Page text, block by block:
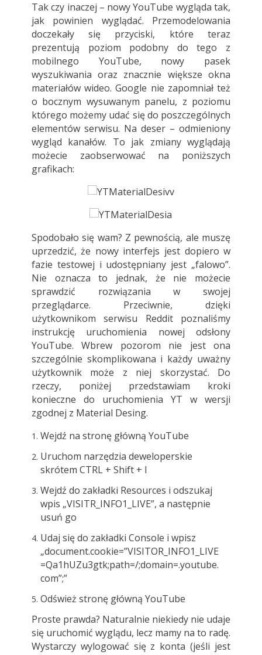
Tak czy inaczej – nowy YouTube wygląda tak,
jak powinien wyglądać. Przemodelowania
doczekały się przyciski, które teraz
prezentują poziom podobny do tego z
mobilnego YouTube, nowy pasek
wyszukiwania oraz znacznie większe okna
materiałów wideo. Google nie zapomniał też
o bocznym wysuwanym panelu, z poziomu
którego możemy udać się do poszczególnych
elementów serwisu. Na deser – odmieniony
wygląd kanałów. To jak zmiany wyglądają
możecie zaobserwować na poniższych
grafikach:
Spodobało się wam? Z pewnością, ale muszę
uprzedzić, że nowy interfejs jest dopiero w
fazie testowej i udostępniany jest „falowo”.
Nie oznacza to jednak, że nie możecie
sprawdzić rozwiązania w swojej
przeglądarce. Przeciwnie, dzięki
użytkownikom serwisu Reddit poznaliśmy
instrukcję uruchomienia nowej odsłony
YouTube. Wbrew pozorom nie jest ona
szczególnie skomplikowana i każdy uważny
użytkownik może z niej skorzystać. Do
rzeczy, poniżej przedstawiam kroki
konieczne do uruchomienia YT w wersji
zgodnej z Material Desing.
Wejdź na stronę główną YouTube
Uruchom narzędzia deweloperskie
skrótem CTRL + Shift + I
Wejdź do zakładki Resources i odszukaj
wpis „VISITR_INFO1_LIVE”, a następnie
usuń go
Udaj się do zakładki Console i wpisz
„document.cookie=”VISITOR_INFO1_LIVE
=Qa1hUZu3gtk;path=/;domain=.youtube.
com”;”
Odśwież stronę główną YouTube
Proste prawda? Naturalnie niekiedy nie udaje
się uruchomić wyglądu, lecz mamy na to radę.
Wystarczy wylogować się z konta (jeśli jest